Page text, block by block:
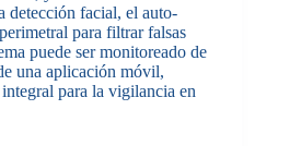
detección facial, el auto-
para filtrar falsas
puede ser monitoreado de
una aplicación móvil,
para la vigilancia en